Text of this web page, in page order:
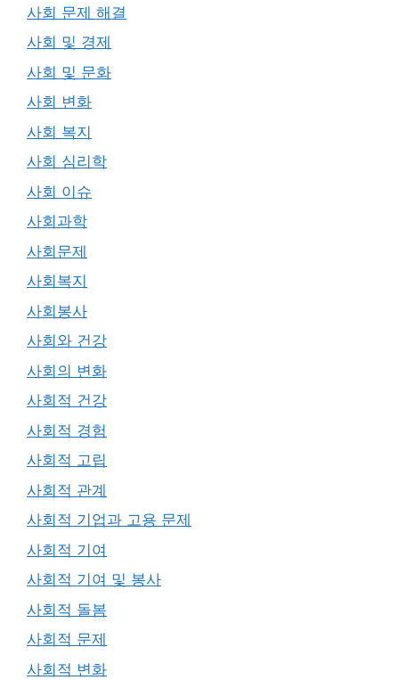
사회 문제 해결
사회 및 경제
사회 및 문화
사회 변화
사회 복지
사회 심리학
사회 이슈
사회과학
사회문제
사회복지
사회봉사
사회와 건강
사회의 변화
사회적 건강
사회적 경험
사회적 고립
사회적 관계
사회적 기업과 고용 문제
사회적 기여
사회적 기여 및 봉사
사회적 돌봄
사회적 문제
사회적 변화